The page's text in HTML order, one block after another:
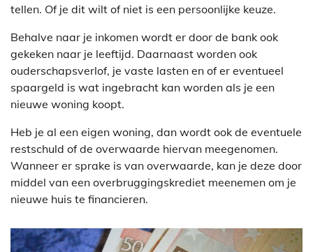
tellen. Of je dit wilt of niet is een persoonlijke keuze.
Behalve naar je inkomen wordt er door de bank ook
gekeken naar je leeftijd. Daarnaast worden ook
ouderschapsverlof, je vaste lasten en of er eventueel
spaargeld is wat ingebracht kan worden als je een
nieuwe woning koopt.
Heb je al een eigen woning, dan wordt ook de eventuele
restschuld of de overwaarde hiervan meegenomen.
Wanneer er sprake is van overwaarde, kan je deze door
middel van een overbruggingskrediet meenemen om je
nieuwe huis te financieren.